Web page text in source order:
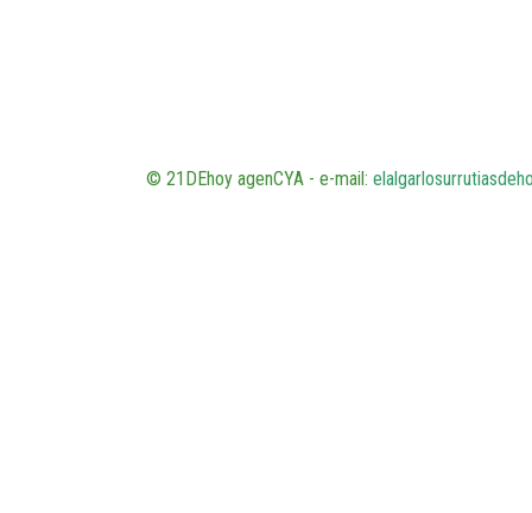
© 21DEhoy agenCYA - e-mail: